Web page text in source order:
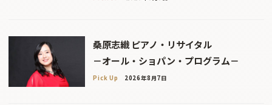
桑原志織 ピアノ・リサイタル
－オール・ショパン・プログラム－
Pick Up 2026年8月7日